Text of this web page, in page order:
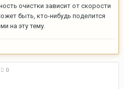
очистки зависит от скорости
быть, кто-нибудь поделится
на эту тему.
0